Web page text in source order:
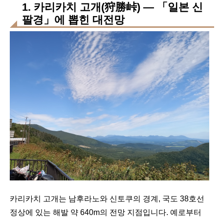
1. 카리카치 고개(狩勝峠) — 「일본 신
팔경」에 뽑힌 대전망
카리카치 고개는 남후라노와 신토쿠의 경계, 국도 38호선
정상에 있는 해발 약 640m의 전망 지점입니다. 예로부터